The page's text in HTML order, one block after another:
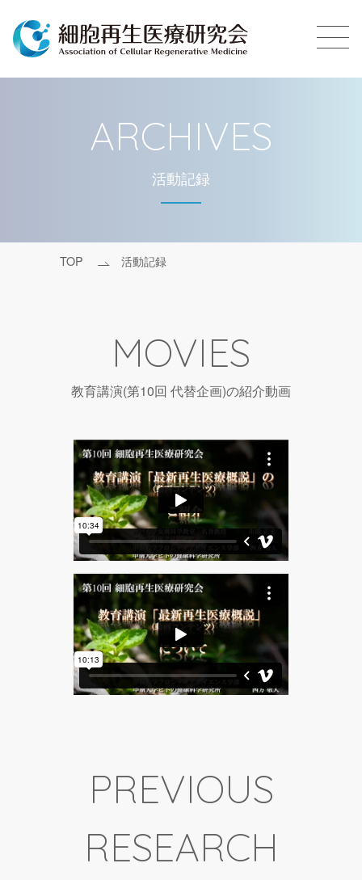
ARCHIVES
活動記録
TOP 活動記録
MOVIES
教育講演(第10回 代替企画)の紹介動画
PREVIOUS
RESEARCH